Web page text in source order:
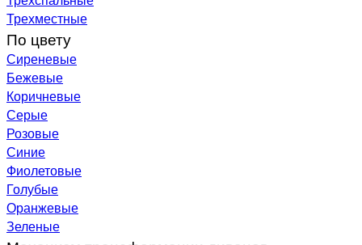
Трехместные
По цвету
Сиреневые
Бежевые
Коричневые
Серые
Розовые
Синие
Фиолетовые
Голубые
Оранжевые
Зеленые